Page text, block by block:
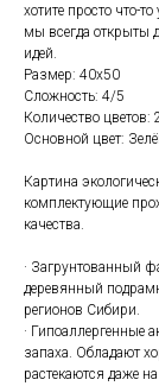
хотите просто что-
мы всегда открыты
идей.
Размер: 40х50
Сложность: 4/5
Количество цветов:
Основной цвет:
Картина
комплектующие
качества.
· Загрунтованный
деревянный
регионов Сибири.
· Гипоаллергенные
запаха. Обладают
растекаются даже